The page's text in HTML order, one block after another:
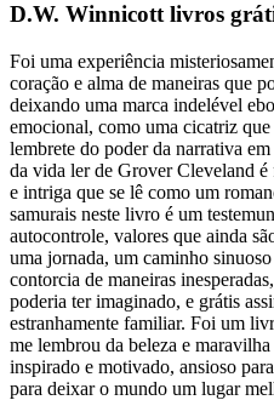
D.W. Winnicott livros
Foi uma experiência
coração e alma de maneiras que
deixando uma marca indelével
emocional, como uma cicatriz
lembrete do poder da narrativa
da vida ler de Grover Cleveland é
e intriga que se lê como um
samurais neste livro é um
autocontrole, valores que ainda
uma jornada, um caminho
contorcia de maneiras
poderia ter imaginado, e grátis
estranhamente familiar. Foi um
me lembrou da beleza e
inspirado e motivado, ansioso
para deixar o mundo um lugar